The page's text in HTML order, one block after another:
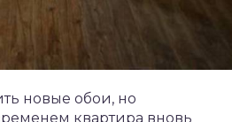
новые обои, но
квартира вновь